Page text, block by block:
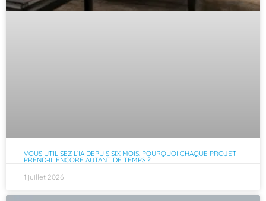
VOUS UTILISEZ L’IA DEPUIS SIX MOIS. POURQUOI CHAQUE PROJET
PREND-IL ENCORE AUTANT DE TEMPS ?
1 juillet 2026